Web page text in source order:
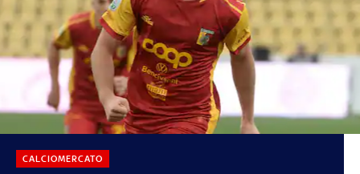
CALCIOMERCATO